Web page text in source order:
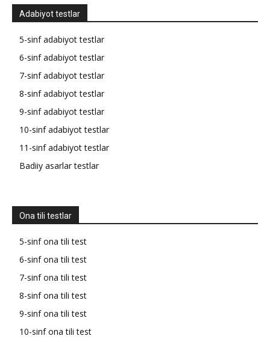
Adabiyot testlar
5-sinf adabiyot testlar
6-sinf adabiyot testlar
7-sinf adabiyot testlar
8-sinf adabiyot testlar
9-sinf adabiyot testlar
10-sinf adabiyot testlar
11-sinf adabiyot testlar
Badiiy asarlar testlar
Ona tili testlar
5-sinf ona tili test
6-sinf ona tili test
7-sinf ona tili test
8-sinf ona tili test
9-sinf ona tili test
10-sinf ona tili test